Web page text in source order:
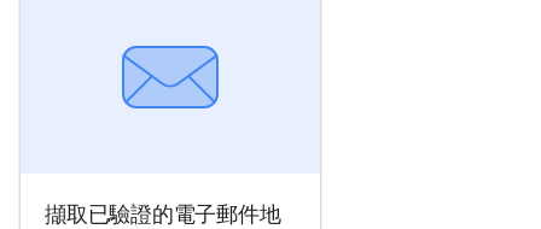
擷取已驗證的電子郵件地